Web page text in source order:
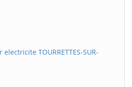
TOURRETTES-SUR-